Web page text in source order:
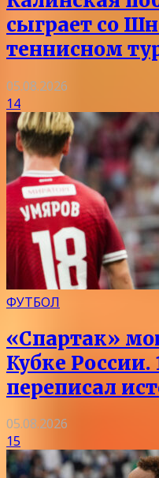
сыграет со
теннисном
05.08.2026
14
ФУТБОЛ
«Спартак»
Кубке
переписал
05.08.2026
15